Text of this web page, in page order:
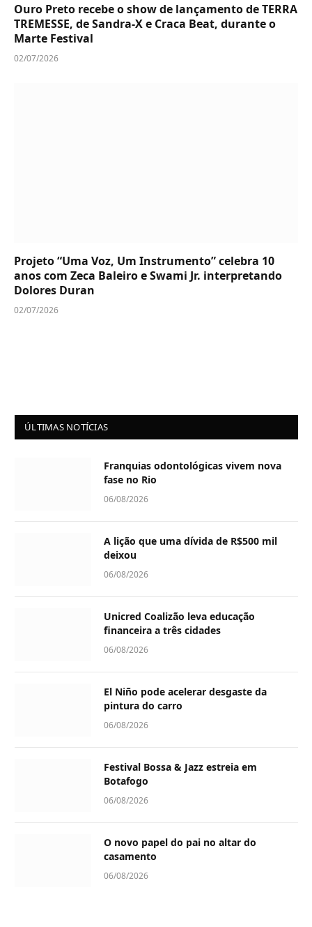
Ouro Preto recebe o show de lançamento de TERRA
TREMESSE, de Sandra-X e Craca Beat, durante o
Marte Festival
02/07/2026
Projeto “Uma Voz, Um Instrumento” celebra 10
anos com Zeca Baleiro e Swami Jr. interpretando
Dolores Duran
02/07/2026
ÚLTIMAS NOTÍCIAS
Franquias odontológicas vivem nova
fase no Rio
06/08/2026
A lição que uma dívida de R$500 mil
deixou
06/08/2026
Unicred Coalizão leva educação
financeira a três cidades
06/08/2026
El Niño pode acelerar desgaste da
pintura do carro
06/08/2026
Festival Bossa & Jazz estreia em
Botafogo
06/08/2026
O novo papel do pai no altar do
casamento
06/08/2026